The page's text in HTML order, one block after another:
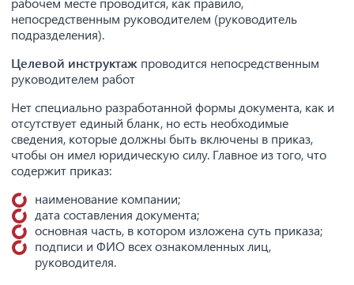
непосредственным руководителем (руководитель
подразделения).
Целевой инструктаж проводится непосредственным
руководителем работ
Нет специально разработанной формы документа, как и
отсутствует единый бланк, но есть необходимые
сведения, которые должны быть включены в приказ,
чтобы он имел юридическую силу. Главное из того, что
содержит приказ:
наименование компании;
дата составления документа;
основная часть, в котором изложена суть приказа;
подписи и ФИО всех ознакомленных лиц,
руководителя.